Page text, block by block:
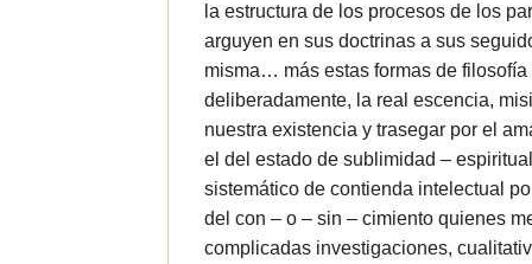
la estructura de los procesos de los
arguyen en sus doctrinas a sus
misma… más estas formas de
deliberadamente, la real escencia,
nuestra existencia y trasegar por el
el del estado de sublimidad –
sistemático de contienda intelectual
del con – o – sin – cimiento quienes
complicadas investigaciones,